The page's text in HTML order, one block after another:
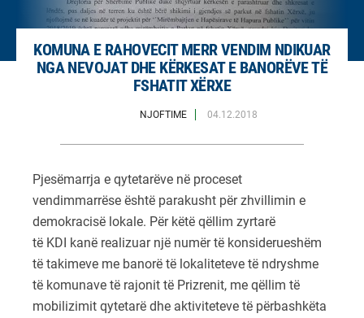
KOMUNA E RAHOVECIT MERR VENDIM NDIKUAR
NGA NEVOJAT DHE KËRKESAT E BANORËVE TË
FSHATIT XËRXE
NJOFTIME 04.12.2018
Pjesëmarrja e qytetarëve në proceset
vendimmarrëse është parakusht për zhvillimin e
demokracisë lokale. Për këtë qëllim zyrtarë
të KDI kanë realizuar një numër të konsiderueshëm
të takimeve me banorë të lokaliteteve të ndryshme
të komunave të rajonit të Prizrenit, me qëllim të
mobilizimit qytetarë dhe aktiviteteve të përbashkëta